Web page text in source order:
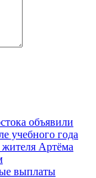
объявили
учебного года
жителя Артёма
выплаты